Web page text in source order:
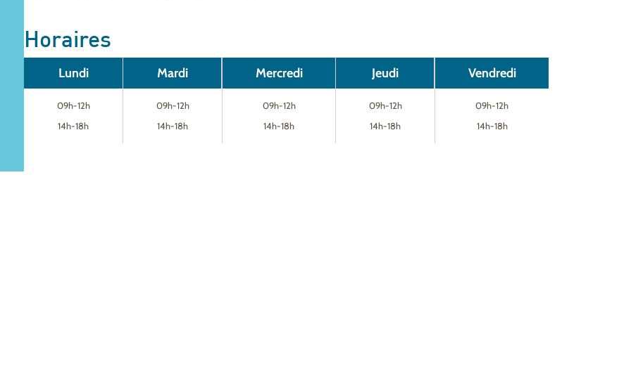
Horaires
Lundi
09h-12h
14h-18h
Mardi
09h-12h
14h-18h
Mercredi
09h-12h
14h-18h
Jeudi
09h-12h
14h-18h
Vendredi
09h-12h
14h-18h